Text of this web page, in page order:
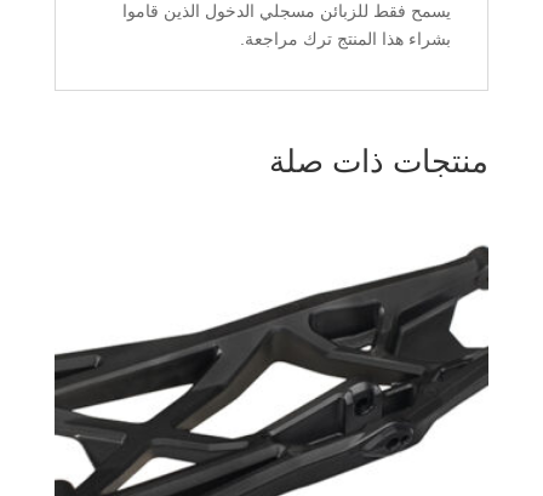
يسمح فقط للزبائن مسجلي الدخول الذين قاموا
بشراء هذا المنتج ترك مراجعة.
منتجات ذات صلة